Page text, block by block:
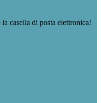
casella di posta elettronica!